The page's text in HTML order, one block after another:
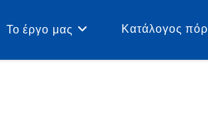
Το έργο μας Κατάλογος